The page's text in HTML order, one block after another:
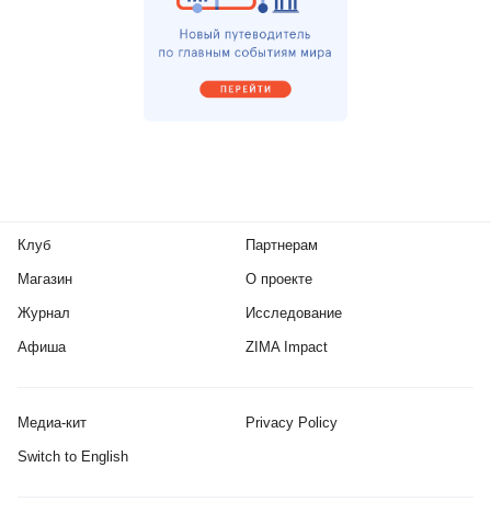
Клуб
Магазин
Журнал
Афиша
Партнерам
О проекте
Исследование
ZIMA Impact
Медиа-кит Privacy Policy
Switch to English